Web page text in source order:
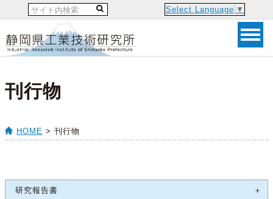
Select Language ▼
刊行物
HOME > 刊行物
研究報告書